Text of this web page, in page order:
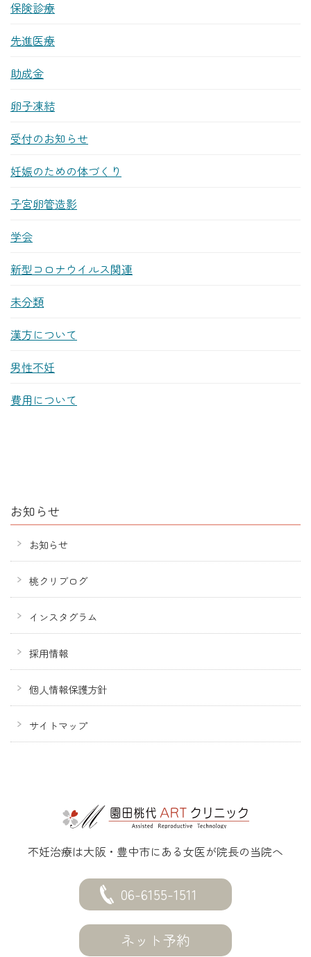
保険診療
先進医療
助成金
卵子凍結
受付のお知らせ
妊娠のための体づくり
子宮卵管造影
学会
新型コロナウイルス関連
未分類
漢方について
男性不妊
費用について
お知らせ
お知らせ
桃クリブログ
インスタグラム
採用情報
個人情報保護方針
サイトマップ
不妊治療は大阪・豊中市にある女医が院長の当院へ
06-6155-1511
ネット予約